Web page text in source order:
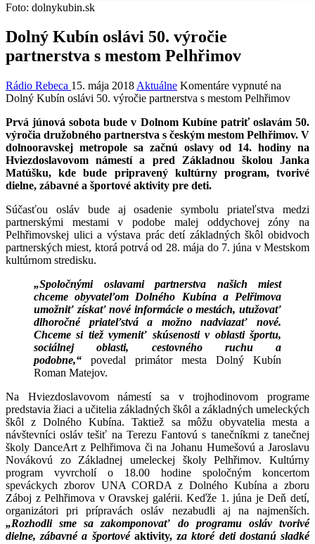
Foto: dolnykubin.sk
Dolný Kubín oslávi 50. výročie
partnerstva s mestom Pelhřimov
Rádio Rebeca 15. mája 2018 Aktuálne Komentáre vypnuté na
Dolný Kubín oslávi 50. výročie partnerstva s mestom Pelhřimov
Prvá júnová sobota bude v Dolnom Kubíne patriť oslavám 50.
výročia družobného partnerstva s českým mestom Pelhřimov. V
dolnooravskej metropole sa začnú oslavy od 14. hodiny na
Hviezdoslavovom námestí a pred Základnou školou Janka
Matúšku, kde bude pripravený kultúrny program, tvorivé
dielne, zábavné a športové aktivity pre deti.
Súčasťou osláv bude aj osadenie symbolu priateľstva medzi
partnerskými mestami v podobe malej oddychovej zóny na
Pelhřimovskej ulici a výstava prác detí základných škôl obidvoch
partnerských miest, ktorá potrvá od 28. mája do 7. júna v Mestskom
kultúrnom stredisku.
„Spoločnými oslavami partnerstva našich miest
chceme obyvateľom Dolného Kubína a Pelřimova
umožniť získať nové informácie o mestách, utužovať
dlhoročné priateľstvá a možno nadviazať nové.
Chceme si tiež vymeniť skúsenosti v oblasti športu,
sociálnej oblasti, cestovného ruchu a
podobne,“
povedal primátor mesta Dolný Kubín
Roman Matejov.
Na Hviezdoslavovom námestí sa v trojhodinovom programe
predstavia žiaci a učitelia základných škôl a základných umeleckých
škôl z Dolného Kubína. Taktiež sa môžu obyvatelia mesta a
návštevníci osláv tešiť na Terezu Fantovú s tanečníkmi z tanečnej
školy DanceArt z Pelhřimova či na Johanu Humešovú a Jaroslavu
Novákovú zo Základnej umeleckej školy Pelhřimov. Kultúrny
program vyvrcholí o 18.00 hodine spoločným koncertom
speváckych zborov UNA CORDA z Dolného Kubína a zboru
Záboj z Pelhřimova v Oravskej galérii. Keďže 1. júna je Deň detí,
organizátori pri prípravách osláv nezabudli aj na najmenších.
„Rozhodli sme sa zakomponovať do programu osláv tvorivé
dielne, zábavné a športovéaktivity, za ktoré deti dostanú sladké